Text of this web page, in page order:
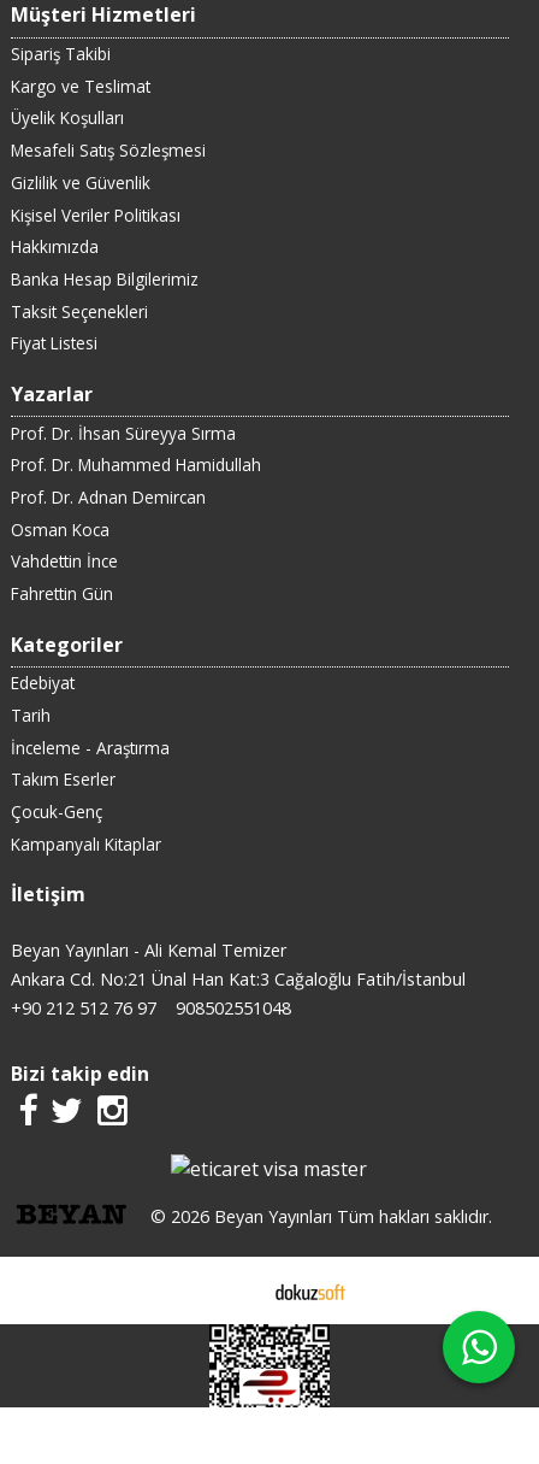
Müşteri Hizmetleri
Sipariş Takibi
Kargo ve Teslimat
Üyelik Koşulları
Mesafeli Satış Sözleşmesi
Gizlilik ve Güvenlik
Kişisel Veriler Politikası
Hakkımızda
Banka Hesap Bilgilerimiz
Taksit Seçenekleri
Fiyat Listesi
Yazarlar
Prof. Dr. İhsan Süreyya Sırma
Prof. Dr. Muhammed Hamidullah
Prof. Dr. Adnan Demircan
Osman Koca
Vahdettin İnce
Fahrettin Gün
Kategoriler
Edebiyat
Tarih
İnceleme - Araştırma
Takım Eserler
Çocuk-Genç
Kampanyalı Kitaplar
İletişim
Beyan Yayınları - Ali Kemal Temizer
Ankara Cd. No:21 Ünal Han Kat:3 Cağaloğlu Fatih/İstanbul
+90 212 512 76 97
908502551048
Bizi takip edin
© 2026 Beyan Yayınları Tüm hakları saklıdır.